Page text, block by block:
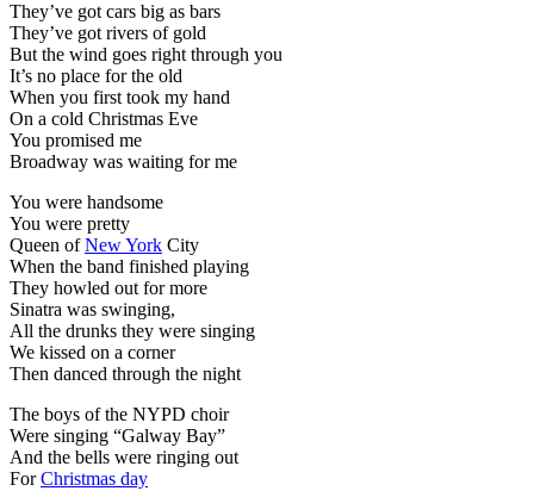
They’ve got cars big as bars
They’ve got rivers of gold
But the wind goes right through you
It’s no place for the old
When you first took my hand
On a cold Christmas Eve
You promised me
Broadway was waiting for me
You were handsome
You were pretty
Queen ofNew York City
When the band finished playing
They howled out for more
Sinatra was swinging,
All the drunks they were singing
We kissed on a corner
Then danced through the night
The boys of the NYPD choir
Were singing “Galway Bay”
And the bells were ringing out
ForChristmas day